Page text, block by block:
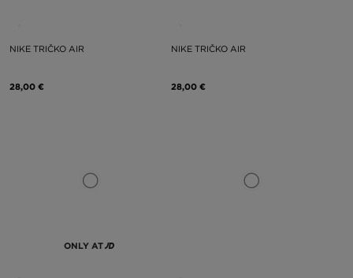
NIKE TRIČKO AIR
28,00 €
NIKE TRIČKO AIR
28,00 €
ONLY AT